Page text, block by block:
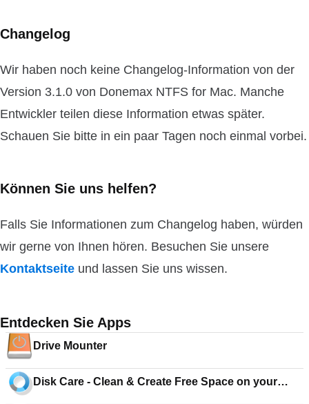
Changelog
Wir haben noch keine Changelog-Information von der
Version 3.1.0 von Donemax NTFS for Mac. Manche
Entwickler teilen diese Information etwas später.
Schauen Sie bitte in ein paar Tagen noch einmal vorbei.
Können Sie uns helfen?
Falls Sie Informationen zum Changelog haben, würden
wir gerne von Ihnen hören. Besuchen Sie unsere
Kontaktseite und lassen Sie uns wissen.
Entdecken Sie Apps
Drive Mounter
Disk Care - Clean & Create Free Space on your